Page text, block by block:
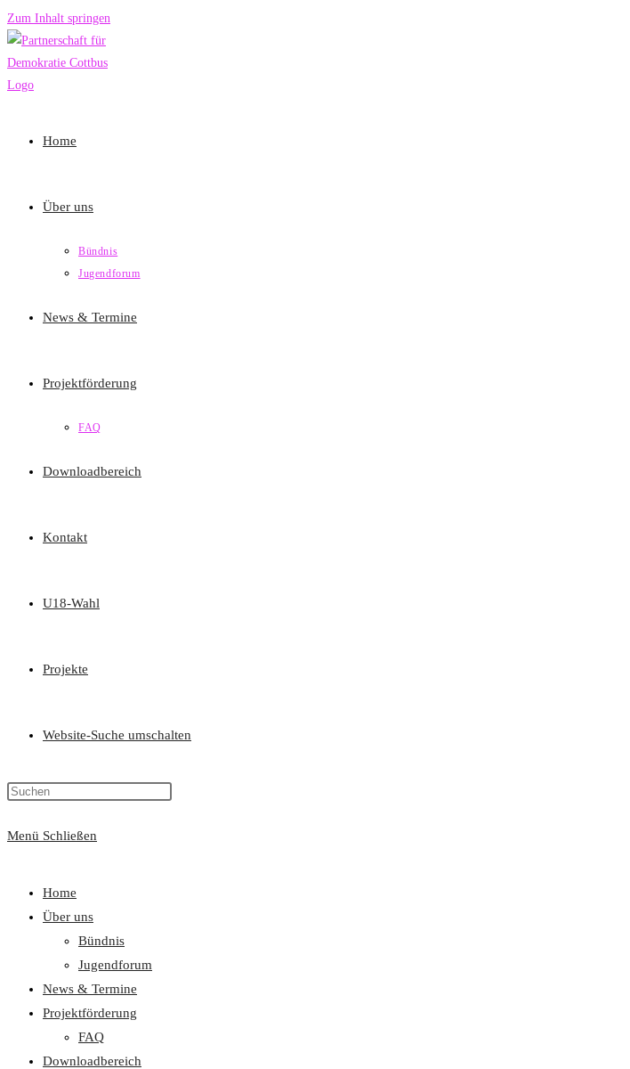
Zum Inhalt springen
Home
Über uns
Bündnis
Jugendforum
News & Termine
Projektförderung
FAQ
Downloadbereich
Kontakt
U18-Wahl
Projekte
Website-Suche umschalten
Menü Schließen
Home
Über uns
Bündnis
Jugendforum
News & Termine
Projektförderung
FAQ
Downloadbereich